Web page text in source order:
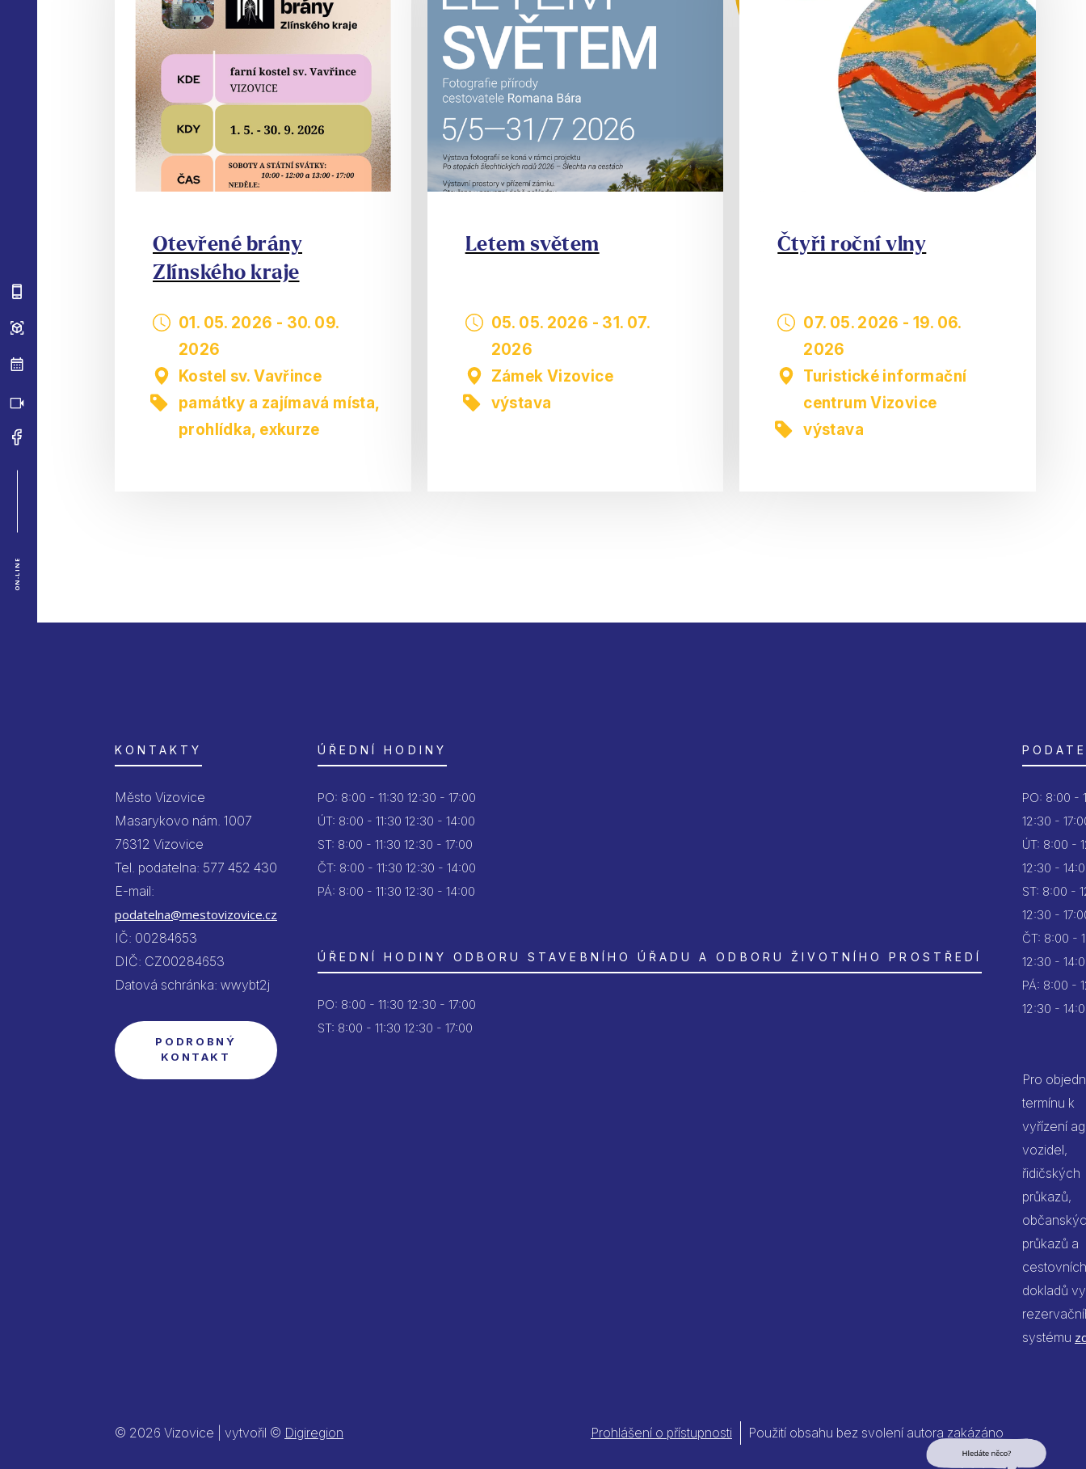
ON-LINE
Otevřené brány
Zlínského kraje
01. 05. 2026 - 30. 09.
2026
Kostel sv. Vavřince
památky a zajímavá místa,
prohlídka, exkurze
Letem světem
05. 05. 2026 - 31. 07.
2026
Zámek Vizovice
výstava
Čtyři roční vlny
07. 05. 2026 -19. 06.
2026
Turistické informační
centrum Vizovice
výstava
KONTAKTY
Město Vizovice
Masarykovo nám. 1007
76312 Vizovice
Tel. podatelna: 577 452 430
E-mail:
podatelna@mestovizovice.cz
IČ: 00284653
DIČ: CZ00284653
Datová schránka: wwybt2j
PODROBNÝ
KONTAKT
ÚŘEDNÍ HODINY
PO: 8:00 - 11:30 12:30 - 17:00
ÚT: 8:00 - 11:30 12:30 - 14:00
ST: 8:00 - 11:30 12:30 - 17:00
ČT: 8:00 - 11:30 12:30 - 14:00
PÁ: 8:00 - 11:30 12:30 - 14:00
ÚŘEDNÍ HODINY ODBORU STAVEBNÍHO ÚŘADU A ODBORU ŽIVOTNÍHO PROSTŘEDÍ
PO: 8:00 - 11:30 12:30 - 17:00
ST: 8:00 - 11:30 12:30 - 17:00
PO: 8:00 -
12:30 -
ÚT: 8:00 -
12:30 -
ST: 8:00 -
12:30 -
ČT: 8:00 -
12:30 -
PÁ: 8:00 -
12:30 -
Pro
termínu k
vyřízení
vozidel,
řidičských
průkazů,
průkazů a
cestovních
dokladů
systému
© 2026 Vizovice | vytvořil © Digiregion Prohlášení o přístupnosti Použití obsahu bez svolení autora zakázáno
Jsem umělá inteligence a
tenhle web znám nazpaměť.